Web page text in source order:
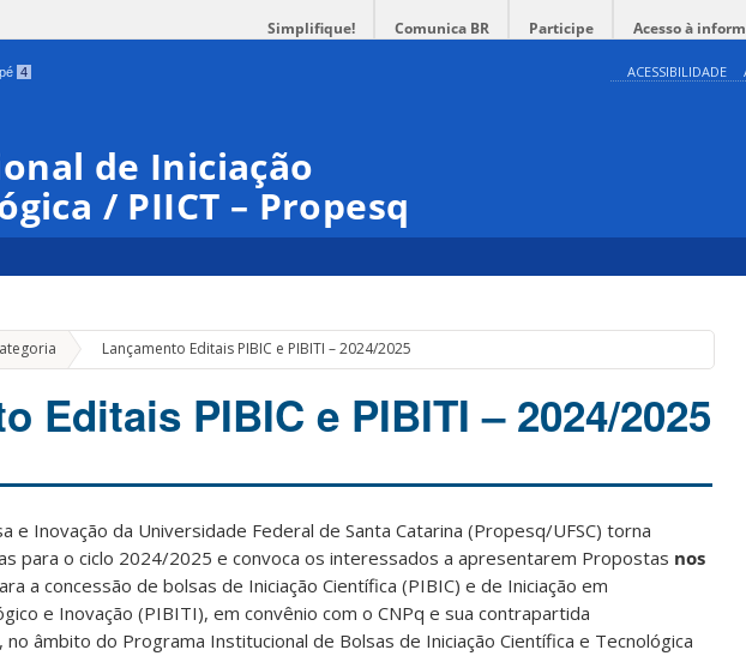
Simplifique! Comunica BR Participe Acesso à
4 ACESSIBILIDADE
de Iniciação
/ PIICT – Propesq
» Lançamento Editais PIBIC e PIBITI – 2024/2025
Editais PIBIC e PIBITI – 2024/2025
e Inovação da Universidade Federal de Santa Catarina (Propesq/UFSC) torna
para o ciclo 2024/2025 e convoca os interessados a apresentarem Propostas nos
a concessão de bolsas de Iniciação Científica (PIBIC) e de Iniciação em
e Inovação (PIBITI), em convênio com o CNPq e sua contrapartida
no âmbito do Programa Institucional de Bolsas de Iniciação Científica e Tecnológica